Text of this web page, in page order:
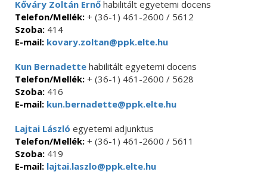
Kőváry Zoltán Ernő habilitált egyetemi docens
Telefon/Mellék: + (36-1) 461-2600 / 5612
Szoba: 414
E-mail: kovary.zoltan@ppk.elte.hu
Kun Bernadette habilitált egyetemi docens
Telefon/Mellék: + (36-1) 461-2600 / 5628
Szoba: 416
E-mail: kun.bernadette@ppk.elte.hu
Lajtai László egyetemi adjunktus
Telefon/Mellék: + (36-1) 461-2600 / 5611
Szoba: 419
E-mail: lajtai.laszlo@ppk.elte.hu